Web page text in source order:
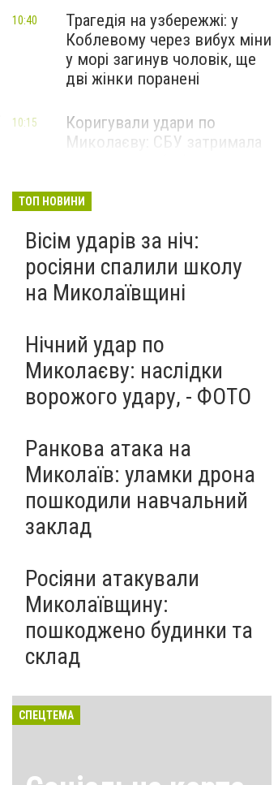
Трагедія на узбережжі: у
Коблевому через вибух міни
у морі загинув чоловік, ще
дві жінки поранені
10:40
Коригували удари по
Миколаєву: СБУ затримала
10:15
ТОП НОВИНИ
Вісім ударів за ніч:
росіяни спалили школу
на Миколаївщині
Нічний удар по
Миколаєву: наслідки
ворожого удару, - ФОТО
Ранкова атака на
Миколаїв: уламки дрона
пошкодили навчальний
заклад
Росіяни атакували
Миколаївщину:
пошкоджено будинки та
склад
СПЕЦТЕМА